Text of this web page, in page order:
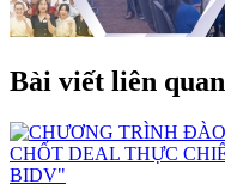
Bài viết liên quan